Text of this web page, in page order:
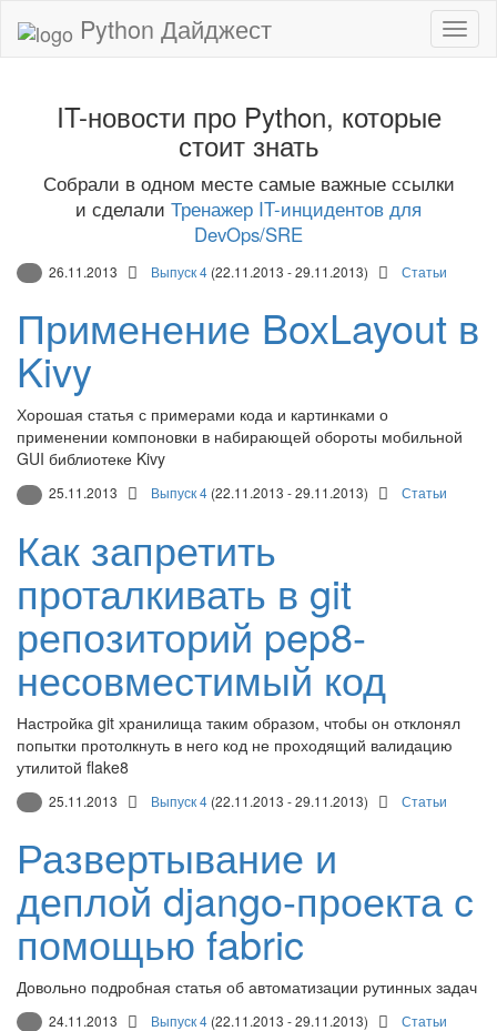
Python Дайджест
IT-новости про Python, которые
стоит знать
Собрали в одном месте самые важные ссылки
и сделали Тренажер IT-инцидентов для
DevOps/SRE
26.11.2013 Выпуск 4 (22.11.2013 - 29.11.2013) Статьи
Применение BoxLayout в
Kivy
Хорошая статья с примерами кода и картинками о
применении компоновки в набирающей обороты мобильной
GUI библиотеке Kivy
25.11.2013 Выпуск 4 (22.11.2013 - 29.11.2013) Статьи
Как запретить
проталкивать в git
репозиторий pep8-
несовместимый код
Настройка git хранилища таким образом, чтобы он отклонял
попытки протолкнуть в него код не проходящий валидацию
утилитой flake8
25.11.2013 Выпуск 4 (22.11.2013 - 29.11.2013) Статьи
Развертывание и
деплой django-проекта с
помощью fabric
Довольно подробная статья об автоматизации рутинных задач
24.11.2013 Выпуск 4 (22.11.2013 - 29.11.2013) Статьи